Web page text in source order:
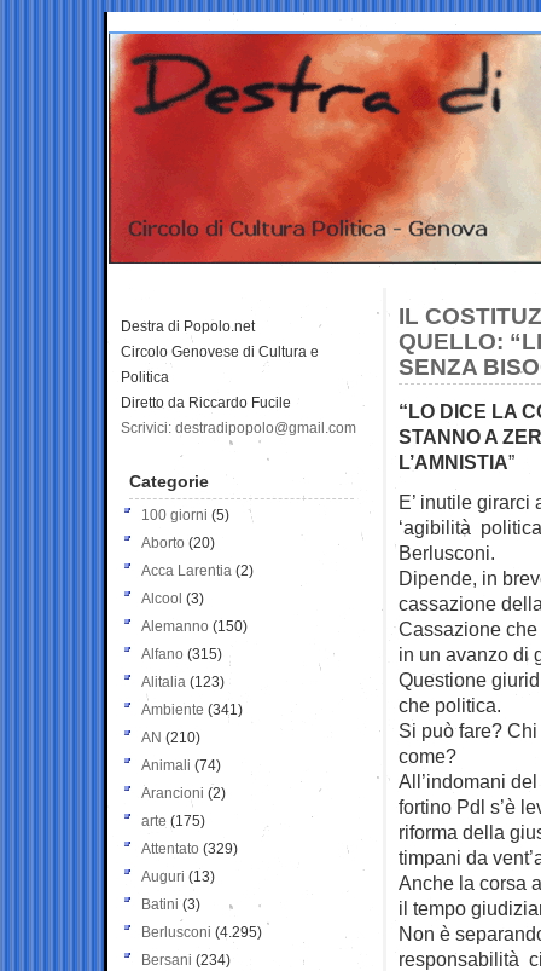
IL
QUELLO:
SENZA
“LO DICE LA
STANNO A
L’AMNISTIA”
E’ inutile
‘agibilità
Berlusconi.
Dipende, in
cassazione
Cassazione
in un avanzo di
Questione
che politica.
Si può fare?
come?
All’indomani
fortino Pdl s’è
riforma della
timpani da
Anche la corsa
il tempo
Non è
responsabilità
Destra di Popolo.net
Circolo Genovese di Cultura e
Politica
Diretto da Riccardo Fucile
Scrivici: destradipopolo@gmail.com
Categorie
100 giorni (5)
Aborto (20)
Acca Larentia (2)
Alcool (3)
Alemanno (150)
Alfano (315)
Alitalia (123)
Ambiente (341)
AN (210)
Animali (74)
Arancioni (2)
arte (175)
Attentato (329)
Auguri (13)
Batini (3)
Berlusconi (4.295)
Bersani (234)